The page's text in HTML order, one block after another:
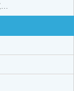
…